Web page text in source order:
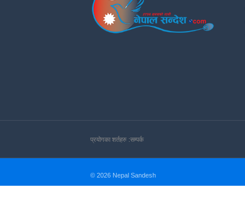
प्रयोगका शर्तहरु :सम्पर्क
© 2026 Nepal Sandesh